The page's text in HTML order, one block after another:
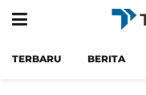
TERBARU BERITA